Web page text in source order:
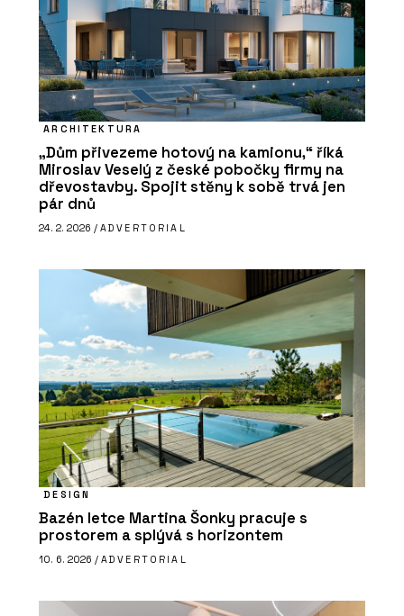
ARCHITEKTURA
„Dům přivezeme hotový na kamionu,“ říká
Miroslav Veselý z české pobočky firmy na
dřevostavby. Spojit stěny k sobě trvá jen
pár dnů
24. 2. 2026 / ADVERTORIAL
DESIGN
Bazén letce Martina Šonky pracuje s
prostorem a splývá s horizontem
10. 6. 2026 / ADVERTORIAL